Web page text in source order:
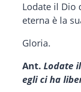
Lodate il Dio
eterna è la
Gloria.
Ant. Lodate
egli ci ha